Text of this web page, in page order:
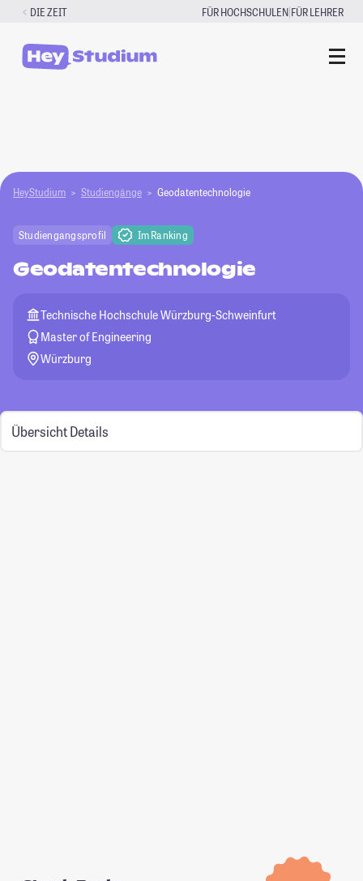
Zum
springen
DIE ZEIT FÜR HOCHSCHULEN|FÜR LEHRER
HeyStudium Studiengänge Geodatentechnologie
Studiengangsprofil Im Ranking
Geodatentechnologie
Technische Hochschule Würzburg-Schweinfurt
Master of Engineering
Würzburg
Übersicht Details